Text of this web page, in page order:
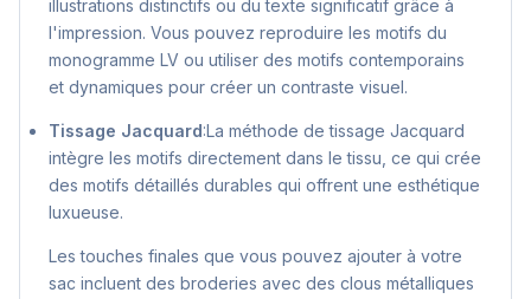
illustrations distinctifs ou du texte significatif grâce à
l'impression. Vous pouvez reproduire les motifs du
monogramme LV ou utiliser des motifs contemporains
et dynamiques pour créer un contraste visuel.
Tissage Jacquard:La méthode de tissage Jacquard
intègre les motifs directement dans le tissu, ce qui crée
des motifs détaillés durables qui offrent une esthétique
luxueuse.
Les touches finales que vous pouvez ajouter à votre
sac incluent des broderies avec des clous métalliques